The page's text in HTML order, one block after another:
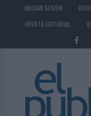
INICIAR SESIÓN
OFERTA EDITORIAL